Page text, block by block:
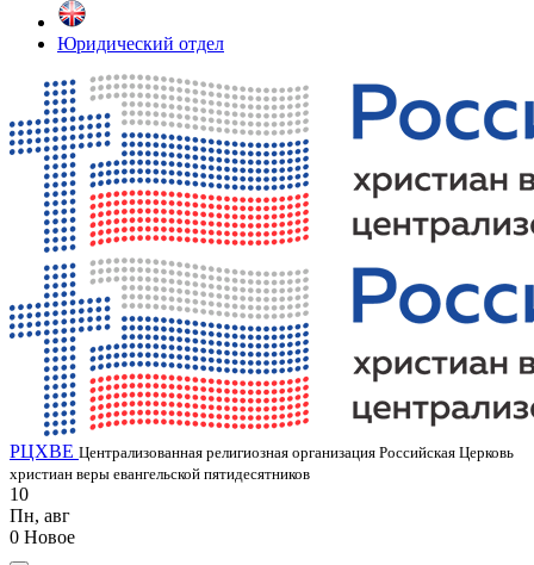
Юридический отдел
РЦХВЕ Централизованная религиозная организация Российская Церковь
христиан веры евангельской пятидесятников
10
Пн, авг
0 Новое